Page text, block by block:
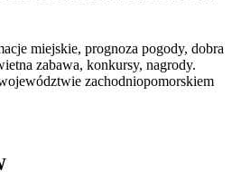
miejskie, prognoza pogody, dobra
zabawa, konkursy, nagrody.
zachodniopomorskiem